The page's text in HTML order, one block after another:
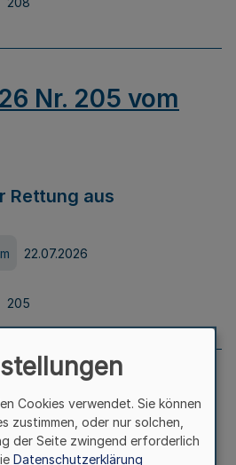
Nr. 205 vom
Rettung aus
22.07.2026
205
Nr. 204 vom
Cookies verwendet. Sie können
zustimmen, oder nur solchen,
der Seite zwingend erforderlich
Datenschutzerklärung